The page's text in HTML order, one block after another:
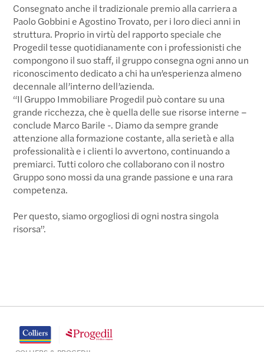
Consegnato anche il tradizionale premio alla carriera a
Paolo Gobbini e Agostino Trovato, per i loro dieci anni in
struttura. Proprio in virtù del rapporto speciale che
Progedil tesse quotidianamente con i professionisti che
compongono il suo staff, il gruppo consegna ogni anno un
riconoscimento dedicato a chi ha un’esperienza almeno
decennale all’interno dell’azienda.
“Il Gruppo Immobiliare Progedil può contare su una
grande ricchezza, che è quella delle sue risorse interne –
conclude Marco Barile -. Diamo da sempre grande
attenzione alla formazione costante, alla serietà e alla
professionalità e i clienti lo avvertono, continuando a
premiarci. Tutti coloro che collaborano con il nostro
Gruppo sono mossi da una grande passione e una rara
competenza.
Per questo, siamo orgogliosi di ogni nostra singola
risorsa”.